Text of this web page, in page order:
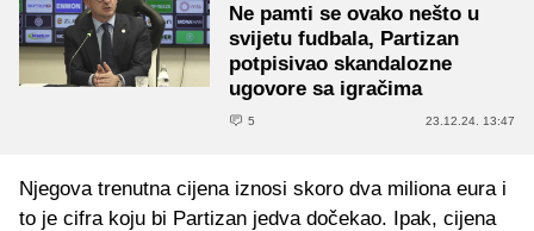
Ne pamti se ovako nešto u
svijetu fudbala, Partizan
potpisivao skandalozne
ugovore sa igračima
5 23.12.24. 13:47
Njegova trenutna cijena iznosi skoro dva miliona eura i
to je cifra koju bi Partizan jedva dočekao. Ipak, cijena